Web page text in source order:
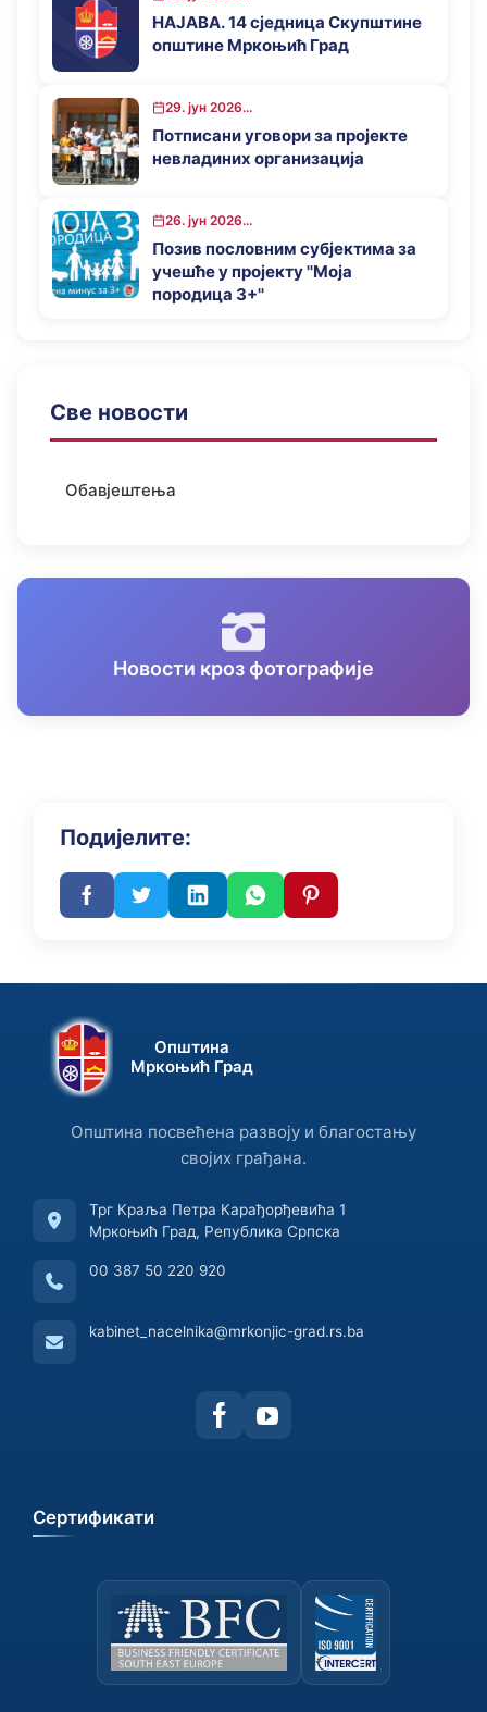
НАЈАВА. 14 сједница Скупштине
општине Мркоњић Град
29. јун 2026...
Потписани уговори за пројекте
невладиних организација
26. јун 2026...
Позив пословним субјектима за
учешће у пројекту ''Моја
породица 3+''
Све новости
Обавјештења
Новости кроз фотографије
Подијелите:
Општина
Мркоњић Град
Општина посвећена развоју и благостању
својих грађана.
Трг Краља Петра Карађорђевића 1
Мркоњић Град, Република Српска
00 387 50 220 920
kabinet_nacelnika@mrkonjic-grad.rs.ba
Сертификати